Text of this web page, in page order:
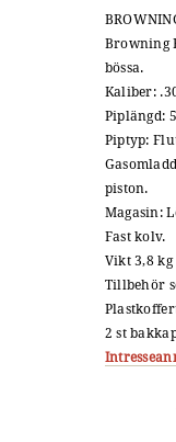
Browning
bössa.
Kaliber:
Piplängd:
Piptyp:
piston.
Magasin:
Fast kolv.
Vikt 3,8 kg
Tillbehör
2 st